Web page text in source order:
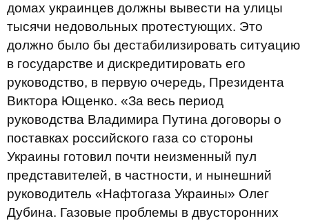
домах украинцев должны вывести на улицы
тысячи недовольных протестующих. Это
должно было бы дестабилизировать ситуацию
в государстве и дискредитировать его
руководство, в первую очередь, Президента
Виктора Ющенко. «За весь период
руководства Владимира Путина договоры о
поставках российского газа со стороны
Украины готовил почти неизменный пул
представителей, в частности, и нынешний
руководитель «Нафтогаза Украины» Олег
Дубина. Газовые проблемы в двусторонних